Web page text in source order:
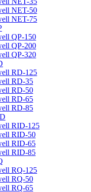
NET-50
NET-75
QP-150
QP-200
QP-320
RD-125
RD-35
RD-50
RD-65
RD-85
RID-125
RID-50
RID-65
RID-85
RQ-125
RQ-50
RQ-65